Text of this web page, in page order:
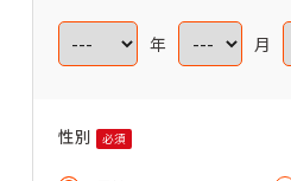
年 月
性別 必須